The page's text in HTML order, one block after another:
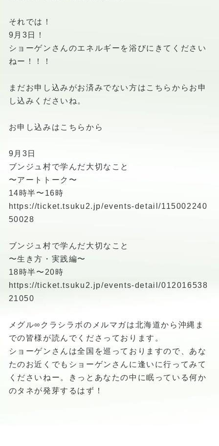
それでは！
9月3日！
ショーゲンさんのエネルギーを浴びにきてください
ねー！！！
まだお申し込みがお済みでない方はこちらからお申
し込みくださいね。
お申し込みはこちらから
9月3日
ブンジュ村で学んだ大切なこと
〜アートトーク〜
14時半〜16時
https://ticket.tsuku2.jp/events-detail/115002240
50028
ブンジュ村で学んだ大切なこと
〜生き方・実践編〜
18時半〜20時
https://ticket.tsuku2.jp/events-detail/012016538
21050
メグル∞クラシラボのメルマガは北海道から沖縄ま
での皆様が読んでくださっております。
ショーゲンさんは全国を巡っておりますので、あな
たのお近くでもショーゲンさんに逢いに行ってみて
くださいねー。きっとあなたの中に眠っている何か
のタネが発芽するはず！